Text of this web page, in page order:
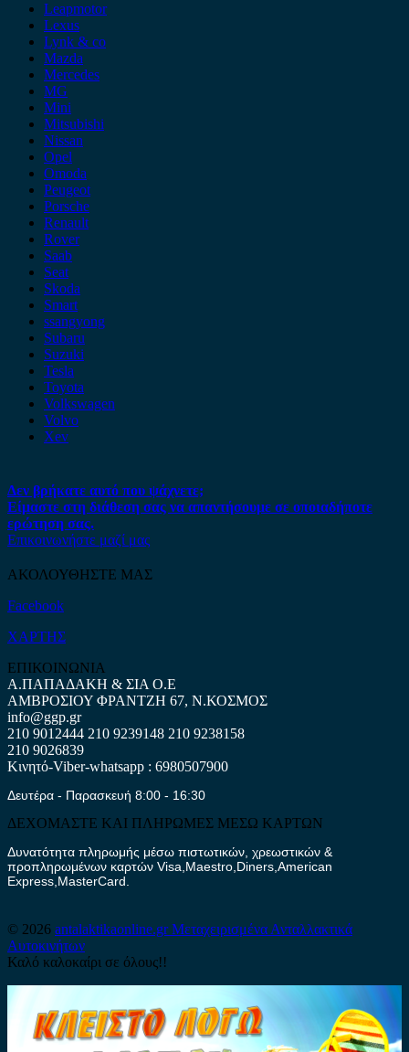
Leapmotor
Lexus
Lynk & co
Mazda
Mercedes
MG
Mini
Mitsubishi
Nissan
Opel
Omoda
Peugeot
Porsche
Renault
Rover
Saab
Seat
Skoda
Smart
ssangyong
Subaru
Suzuki
Tesla
Toyota
Volkswagen
Volvo
Xev
Δεν βρήκατε αυτό που ψάχνετε;
Είμαστε στη διάθεση σας να απαντήσουμε σε οποιαδήποτε
ερώτηση σας.
Επικοινωνήστε μαζί μας
ΑΚΟΛΟΥΘΗΣΤΕ ΜΑΣ
Facebook
ΧΑΡΤΗΣ
ΕΠΙΚΟΙΝΩΝΙΑ
Α.ΠΑΠΑΔΑΚΗ & ΣΙΑ Ο.Ε
ΑΜΒΡΟΣΙΟΥ ΦΡΑΝΤΖΗ 67, Ν.ΚΟΣΜΟΣ
info@ggp.gr
210 9012444 210 9239148 210 9238158
210 9026839
Κινητό-Viber-whatsapp : 6980507900
Δευτέρα - Παρασκευή 8:00 - 16:30
ΔΕΧΟΜΑΣΤΕ ΚΑΙ ΠΛΗΡΩΜΕΣ ΜΕΣΩ ΚΑΡΤΩΝ
Δυνατότητα πληρωμής μέσω πιστωτικών, χρεωστικών &
προπληρωμένων καρτών Visa,Maestro,Diners,American
Express,MasterCard.
© 2026 antalaktikaonline.grΜεταχειρισμένα Ανταλλακτικά
Αυτοκινήτων
Καλό καλοκαίρι σε όλους!!